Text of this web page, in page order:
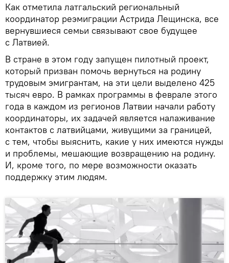
Как отметила латгальский региональный
координатор реэмиграции Астрида Лещинска, все
вернувшиеся семьи связывают свое будущее
с Латвией.
В стране в этом году запущен пилотный проект,
который призван помочь вернуться на родину
трудовым эмигрантам, на эти цели выделено 425
тысяч евро. В рамках программы в феврале этого
года в каждом из регионов Латвии начали работу
координаторы, их задачей является налаживание
контактов с латвийцами, живущими за границей,
с тем, чтобы выяснить, какие у них имеются нужды
и проблемы, мешающие возвращению на родину.
И, кроме того, по мере возможности оказать
поддержку этим людям.